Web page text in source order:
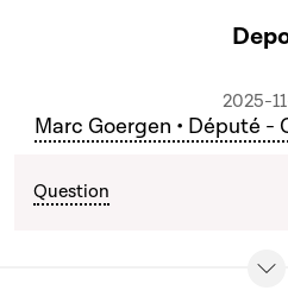
2025-
Marc Goergen • Député -
Question